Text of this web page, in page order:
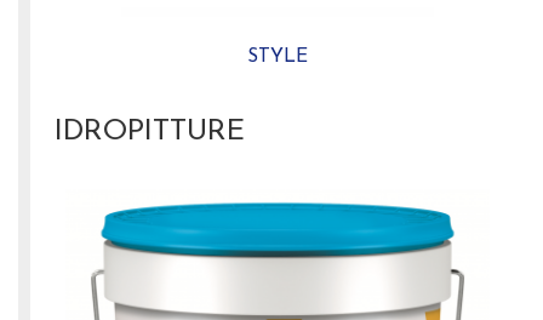
STYLE
IDROPITTURE